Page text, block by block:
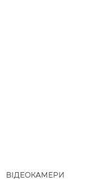
ВІДЕОКАМЕРИ